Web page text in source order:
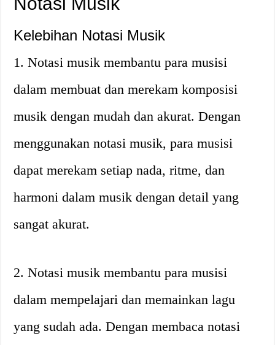
Kelebihan Notasi Musik
1. Notasi musik membantu para musisi
dalam membuat dan merekam komposisi
musik dengan mudah dan akurat. Dengan
menggunakan notasi musik, para musisi
dapat merekam setiap nada, ritme, dan
harmoni dalam musik dengan detail yang
sangat akurat.
2. Notasi musik membantu para musisi
dalam mempelajari dan memainkan lagu
yang sudah ada. Dengan membaca notasi